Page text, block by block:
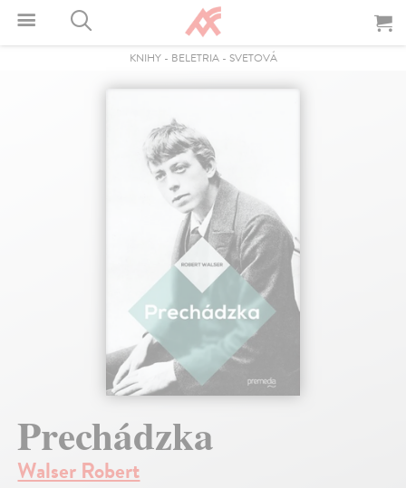
KNIHY- BELETRIA- SVETOVÁ
Prechádzka
Walser Robert